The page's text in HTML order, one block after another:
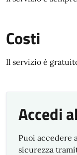
Costi
Il servizio è
Accedi
Puoi accedere
sicurezza